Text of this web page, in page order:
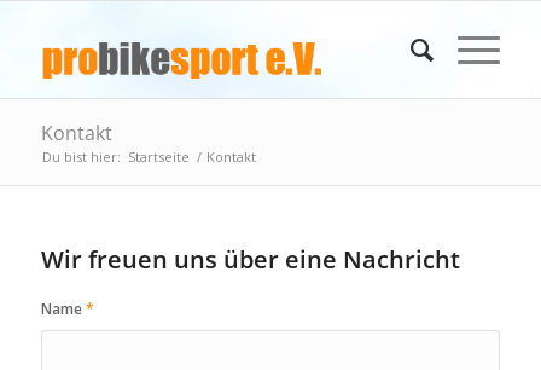
Kontakt
Du bist hier: Startseite / Kontakt
Wir freuen uns über eine Nachricht
Name*